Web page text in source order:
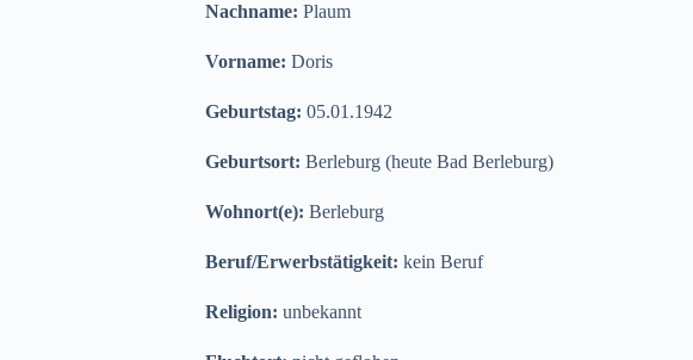
Nachname: Plaum
Vorname: Doris
Geburtstag: 05.01.1942
Geburtsort: Berleburg (heute Bad Berleburg)
Wohnort(e): Berleburg
Beruf/Erwerbstätigkeit: kein Beruf
Religion: unbekannt